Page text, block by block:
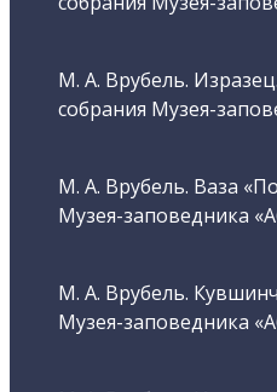
М. А. Врубель.
собрания Музея-
М. А. Врубель. Ваза
Музея-заповедника
М. А. Врубель.
Музея-заповедника